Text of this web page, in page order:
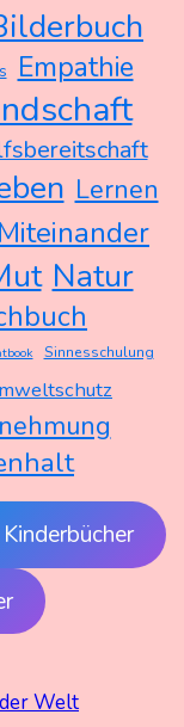
Empathie
Lernen
Miteinander
Natur
Sinnesschulung
Welt